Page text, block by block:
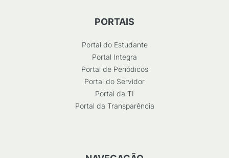
PORTAIS
Portal do Estudante
Portal Integra
Portal de Periódicos
Portal do Servidor
Portal da TI
Portal da Transparência